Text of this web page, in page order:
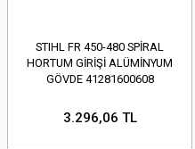
STIHL FR 450-480 SPİRAL
HORTUM GİRİŞİ ALÜMİNYUM
GÖVDE 41281600608
3.296,06 TL